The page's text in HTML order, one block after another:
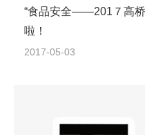
“食品安全——201７高
啦！
2017-05-03